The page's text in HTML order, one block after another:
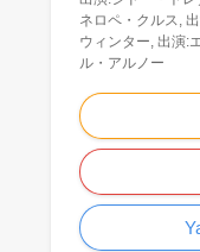
ネロペ・クルス,
ウィンター, 出演:
ル・アルノー